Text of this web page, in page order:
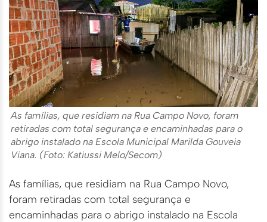
As famílias, que residiam na Rua Campo Novo, foram
retiradas com total segurança e encaminhadas para o
abrigo instalado na Escola Municipal Marilda Gouveia
Viana. (Foto: Katiussi Melo/Secom)
As famílias, que residiam na Rua Campo Novo,
foram retiradas com total segurança e
encaminhadas para o abrigo instalado na Escola